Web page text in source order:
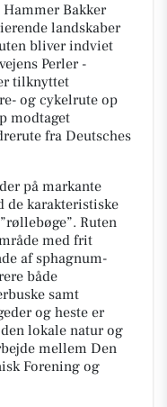
Bakker
landskaber
bliver indviet
Perler -
tilknyttet
og cykelrute op
modtaget
fra Deutsches
på markante
de karakteristiske
Ruten
med frit
af sphagnum-
både
samt
og heste er
lokale natur og
mellem Den
Forening og